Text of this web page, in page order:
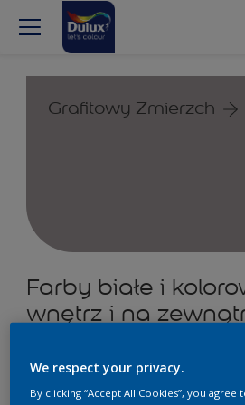
Grafitowy Zmierzch
Farby białe i
wnętrz i na
We respect your privacy.
By clicking “Accept All Cookies”, you